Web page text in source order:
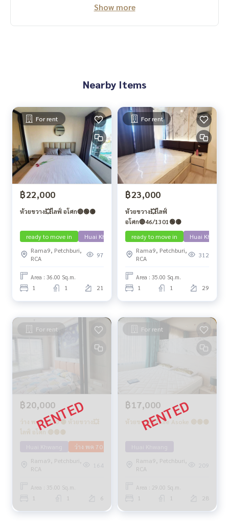
Show more
Nearby Items
For rent
฿22,000
ห้วยขวาง💥ไลฟ์ อโศก🔴🟢🟡
ready to move in
Huai Khwang
Rama9, Petchburi,
RCA
97
Area : 36.00 Sq.m.
1 1 21
For rent
฿23,000
ห้วยขวาง💥ไลฟ์
อโศก🔴46/1301🟢🟡
ready to move in
Huai Khwang
Rama9, Petchburi,
RCA
312
Area : 35.00 Sq.m.
1 1 29
For rent
฿20,000
ว่าง พ.ค. 2570 🟡 ห้วยขวาง💥
ไลฟ์ อโศก 🔴🟢🟡
ว่าง พค 70
Rama9, Petchburi,
RCA
164
Area : 35.00 Sq.m.
1 1 6
For rent
฿17,000
ห้วยขวาง 💥 Life Asoke 🔴🟢🟡
Rama9, Petchburi,
RCA
209
Area : 29.00 Sq.m.
1 1 28